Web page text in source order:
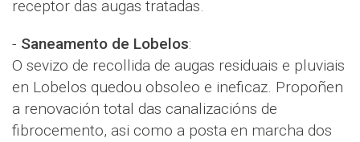
receptor das augas tratadas.
- Saneamento de Lobelos:
O sevizo de recollida de augas residuais e pluviais
en Lobelos quedou obsoleo e ineficaz. Propoñen
a renovación total das canalizacións de
fibrocemento, asi como a posta en marcha dos